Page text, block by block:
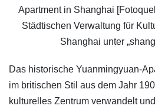
Apartment in Shanghai
Städtischen Verwaltung für
Shanghai unter
Das historische Yuanmingyuan-
im britischen Stil aus dem Jahr
kulturelles Zentrum verwandelt